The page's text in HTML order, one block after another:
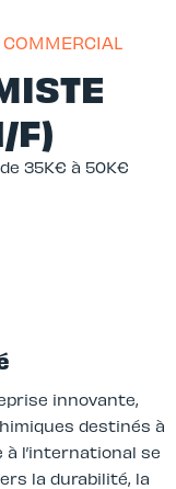
F)
35K€ à 50K€
innovante,
destinés à
à l’international se
la durabilité, la